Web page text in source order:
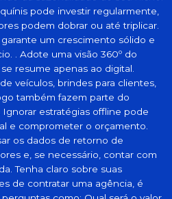
pode investir regularmente,
podem dobrar ou até triplicar.
um crescimento sólido e
. Adote uma visão 360º do
resume apenas ao digital.
veículos, brindes para clientes,
também fazem parte do
estratégias offline pode
e comprometer o orçamento.
os dados de retorno de
e, se necessário, contar com
Tenha claro sobre suas
de contratar uma agência, é